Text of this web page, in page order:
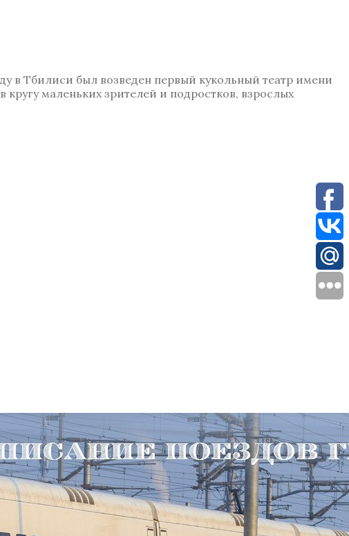
в Тбилиси был возведен первый кукольный театр имени
маленьких зрителей и подростков, взрослых